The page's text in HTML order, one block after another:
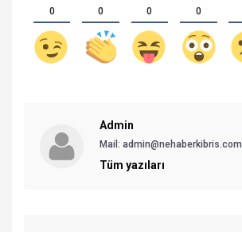
0 0 0 0
Admin
Mail: admin@nehaberkibris.com
Tüm yazıları